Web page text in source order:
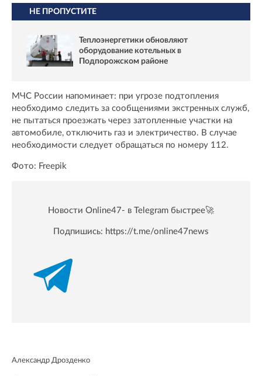
НЕ ПРОПУСТИТЕ
Теплоэнергетики обновляют
оборудование котельных в
Подпорожском районе
МЧС России напоминает: при угрозе подтопления
необходимо следить за сообщениями экстренных служб,
не пытаться проезжать через затопленные участки на
автомобиле, отключить газ и электричество. В случае
необходимости следует обращаться по номеру 112.
Фото: Freepik
Новости Online47- в Telegram быстрее🚀
Подпишись: https://t.me/online47news
Александр Дрозденко